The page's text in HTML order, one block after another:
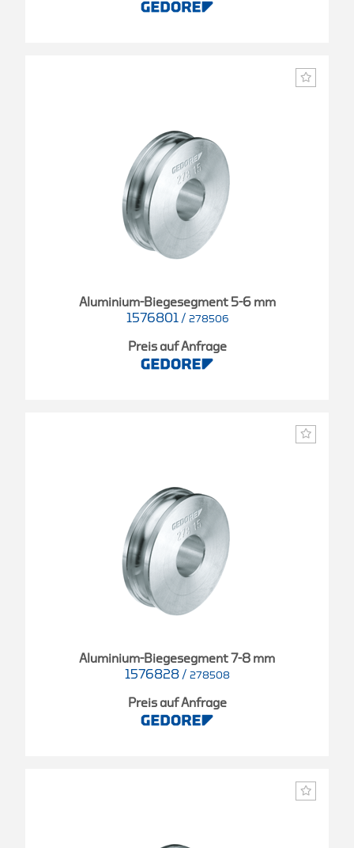
Aluminium-Biegesegment 5-6 mm
1576801 / 278506
Preis auf Anfrage
Aluminium-Biegesegment 7-8 mm
1576828 / 278508
Preis auf Anfrage